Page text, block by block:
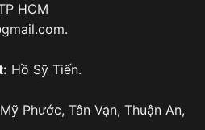
HCM
Hồ Sỹ Tiến.
Phước, Tân Vạn, Thuận An,